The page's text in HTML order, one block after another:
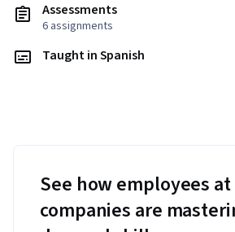
Assessments
6 assignments
Taught in Spanish
See how employees
companies are